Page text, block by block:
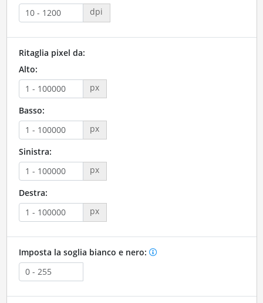
dpi
Ritaglia pixel da:
Alto:
px
Basso:
px
Sinistra:
px
Destra:
px
Imposta la soglia bianco e nero: